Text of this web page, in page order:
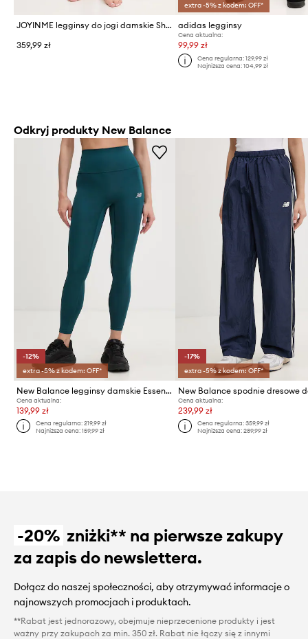
JOYINME legginsy do jogi damskie Shape Ease
359,99 zł
extra -5% z kodem: OFF*
adidas legginsy
Cena aktualna:
99,99 zł
Cena regularna: 129,99 zł
Najniższa cena: 104,99 zł
Odkryj produkty New Balance
-12%
extra -5% z kodem: OFF*
New Balance legginsy damskie Essentials
Cena aktualna:
139,99 zł
Cena regularna:219,99 zł
Najniższa cena:159,99 zł
-17%
extra -5% z kodem: OFF*
Cena aktualna:
239,99 zł
Cena regularna: 359,99 zł
Najniższa cena: 289,99 zł
-20% zniżki** na pierwsze zakupy
za zapis do newslettera.
Dołącz do naszej społeczności, aby otrzymywać informacje o
najnowszych promocjach i produktach.
**Rabat jest jednorazowy, obejmuje nieprzecenione produkty i jest
ważny przy zakupach za min. 350 zł. Rabat nie łączy się z innymi